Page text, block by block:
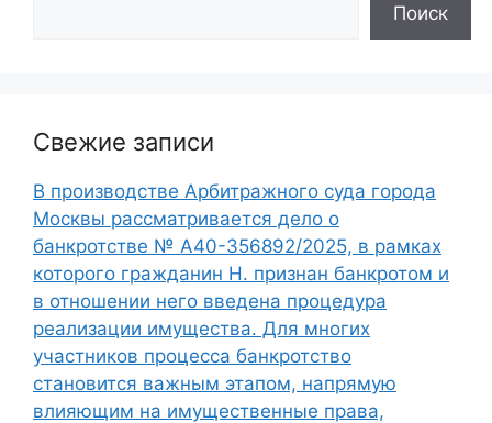
Поиск
Свежие записи
В производстве Арбитражного суда города
Москвы рассматривается дело о
банкротстве № А40-356892/2025, в рамках
которого гражданин Н. признан банкротом и
в отношении него введена процедура
реализации имущества. Для многих
участников процесса банкротство
становится важным этапом, напрямую
влияющим на имущественные права,